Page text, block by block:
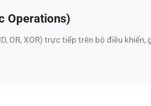
Operations)
OR, XOR) trực tiếp trên bộ điều